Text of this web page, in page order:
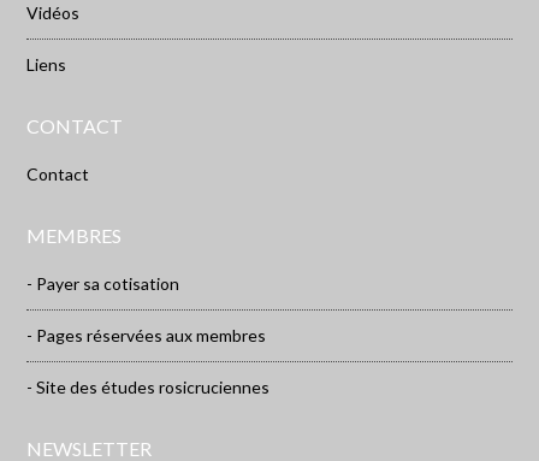
Vidéos
Liens
CONTACT
Contact
MEMBRES
- Payer sa cotisation
- Pages réservées aux membres
- Site des études rosicruciennes
NEWSLETTER